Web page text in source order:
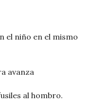
el niño en el mismo
avanza
al hombro.